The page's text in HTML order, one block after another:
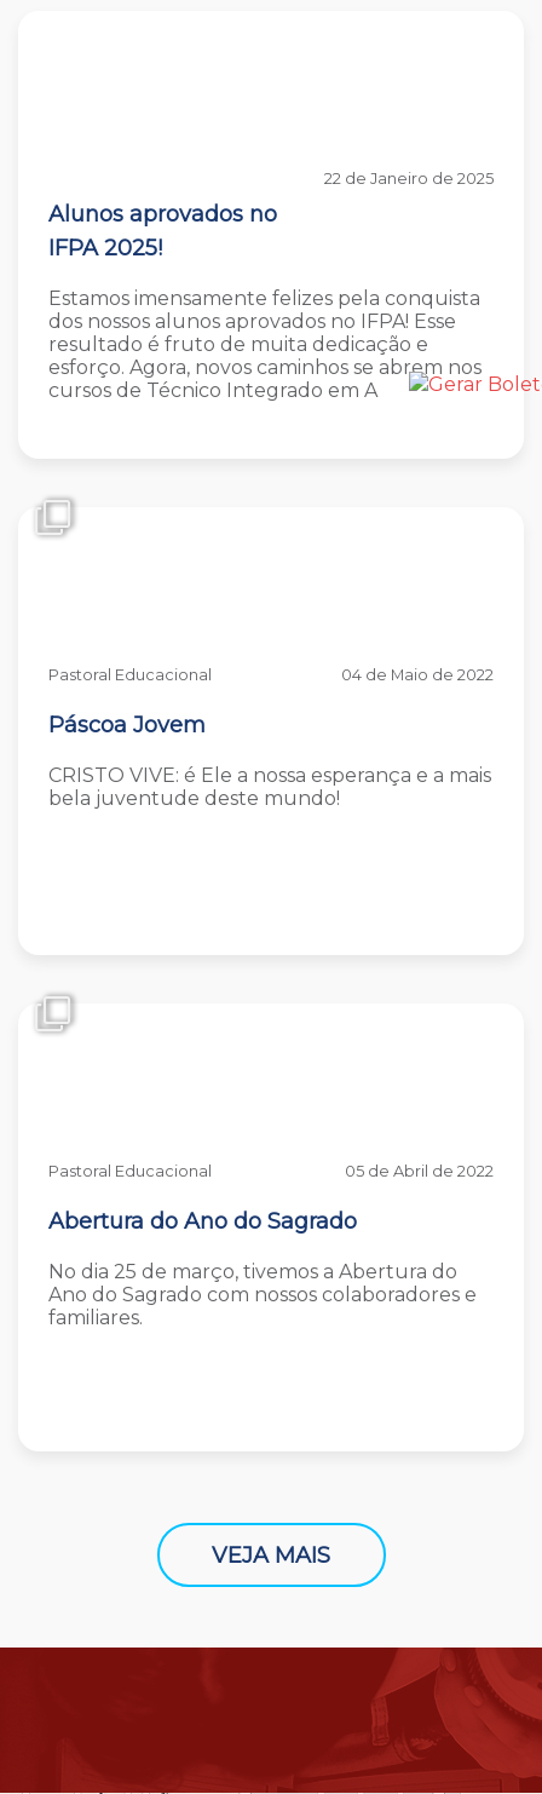
22 de Janeiro de 2025
Alunos aprovados no
IFPA 2025!
Estamos imensamente felizes pela conquista
dos nossos alunos aprovados no IFPA! Esse
resultado é fruto de muita dedicação e
esforço. Agora, novos caminhos se abrem nos
cursos de Técnico Integrado em A
Pastoral Educacional 04 de Maio de 2022
Páscoa Jovem
CRISTO VIVE: é Ele a nossa esperança e a mais
bela juventude deste mundo!
Pastoral Educacional 05 de Abril de 2022
Abertura do Ano do Sagrado
No dia 25 de março, tivemos a Abertura do
Ano do Sagrado com nossos colaboradores e
familiares.
VEJA MAIS